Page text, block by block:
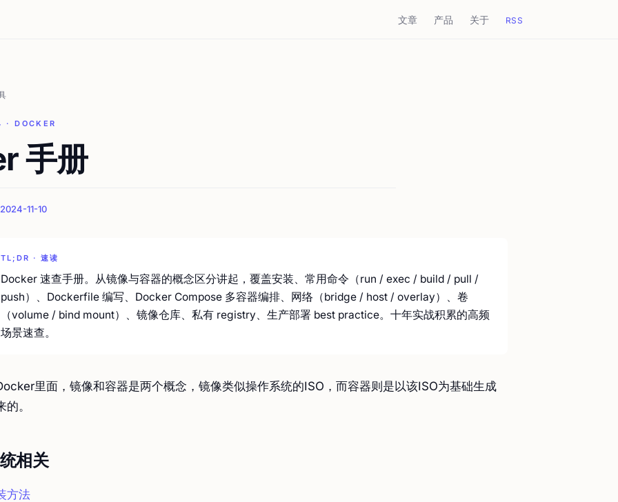
文章 产品 关于 RSS
· DOCKER
手册
11-10
TL;DR · 速读
Docker 速查手册。从镜像与容器的概念区分讲起，覆盖安装、常用命令（run / exec / build / pull /
push）、Dockerfile 编写、Docker Compose 多容器编排、网络（bridge / host / overlay）、卷
（volume / bind mount）、镜像仓库、私有 registry、生产部署 best practice。十年实战积累的高频
场景速查。
里面，镜像和容器是两个概念，镜像类似操作系统的ISO，而容器则是以该ISO为基础生成
的。
相关
方法